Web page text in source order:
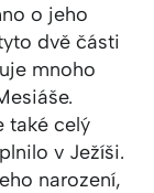
o jeho
dvě části
mnoho
také celý
v Ježíši.
narození,